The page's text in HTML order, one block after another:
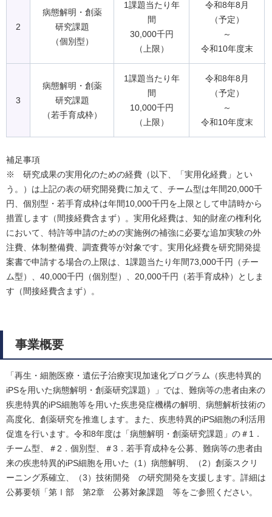
2
病態解明・創薬
研究課題
（個別型）
1課題当たり年
間
30,000千円
（上限）
令和8年8月
（予定）
～
令和10年度末
3
病態解明・創薬
研究課題
（若手育成枠）
1課題当たり年
間
10,000千円
（上限）
令和8年8月
（予定）
～
令和10年度末
補足事項
※ 研究成果の実用化のための経費（以下、「実用化経費」とい
う。）は上記の表の研究開発費に加えて、チーム型は年間20,000千
円、個別型・若手育成枠は年間10,000千円を上限として申請時から
措置します（間接経費含まず）。実用化経費は、知的財産の権利化
において、特許等申請のための実施例の補強に必要な追加実験の外
注費、体制整備費、調査費等が対象です。実用化経費を研究開発提
案書で申請する場合の上限は、1課題当たり年間73,000千円（チー
ム型）、40,000千円（個別型）、20,000千円（若手育成枠）としま
す（間接経費含まず）。
事業概要
「再生・細胞医療・遺伝子治療実現加速化プログラム（疾患特異的
iPSを用いた病態解明・創薬研究課題）」では、難病等の患者由来の
疾患特異的iPS細胞等を用いた疾患発症機構の解明、病態解析技術の
高度化、創薬研究を推進します。また、疾患特異的iPS細胞の利活用
促進を行います。令和8年度は「病態解明・創薬研究課題」の＃1．
チーム型、＃2．個別型、＃3．若手育成枠を公募、難病等の患者由
来の疾患特異的iPS細胞を用いた（1）病態解明、（2）創薬スクリ
ーニング系確立、（3）技術開発 の研究開発を支援します。詳細は
公募要領「第Ⅰ部 第2章 公募対象課題 等をご参照ください。